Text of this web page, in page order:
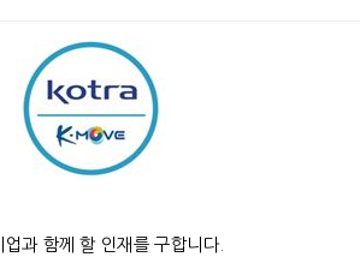
업과 함께 할 인재를 구합니다.